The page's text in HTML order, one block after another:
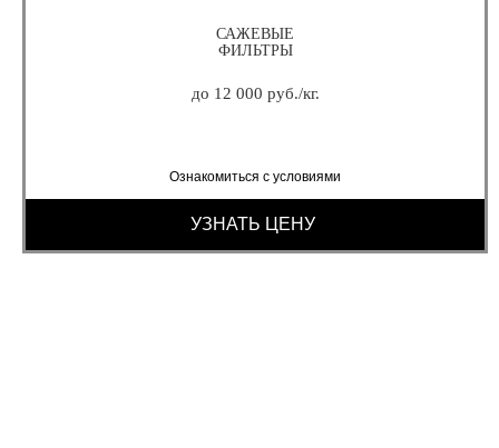
САЖЕВЫЕ
ФИЛЬТРЫ
до 12 000 руб./кг.
Ознакомиться с условиями
УЗНАТЬ ЦЕНУ